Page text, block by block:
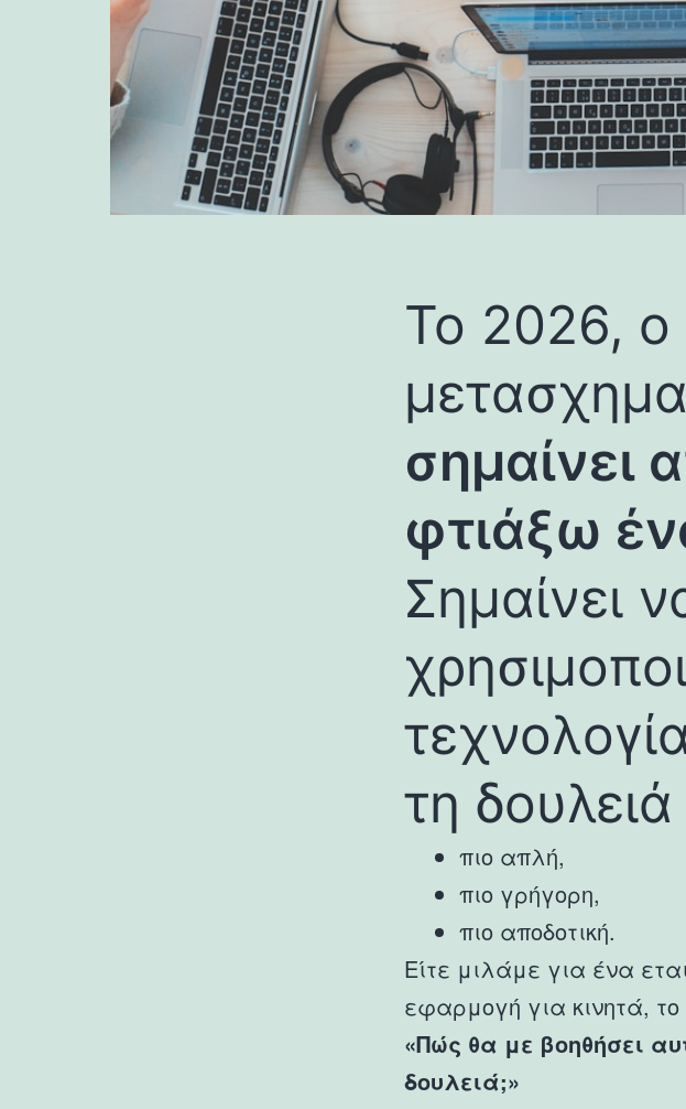
Το 2026,
σημαίνει
φτιάξω
Σημαίνει
τη
πιο απλή,
πιο γρήγορη,
πιο αποδοτική.
Είτε μιλάμε για ένα
εφαρμογή για κινητά, το
«Πώς θα με βοηθήσει
δουλειά;»